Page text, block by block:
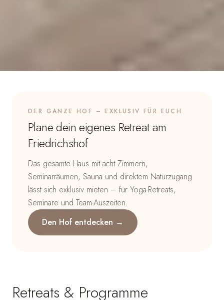
DER GANZE HOF – EXKLUSIV FÜR EUCH
Plane dein eigenes Retreat am
Friedrichshof
Das gesamte Haus mit acht Zimmern,
Seminarräumen, Sauna und direktem Naturzugang
lässt sich exklusiv mieten – für Yoga-Retreats,
Seminare und Team-Auszeiten.
Den Hof entdecken →
Retreats & Programme